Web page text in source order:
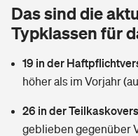
Tools
Wer versichert was: Jetzt
Sie haben Fragen?
Glasversicherung
Mietkautionsversicherung
Restkreditversicherung
Kinderunfall­ver­si­che­rung
Kinderinvalidität
Reiseversicherung
Dread-Disease-
Tierkrankenversicherung
Das sind die
Typklassen für
19 in der
höher als im Vorjahr
26 in der
geblieben gegenüber